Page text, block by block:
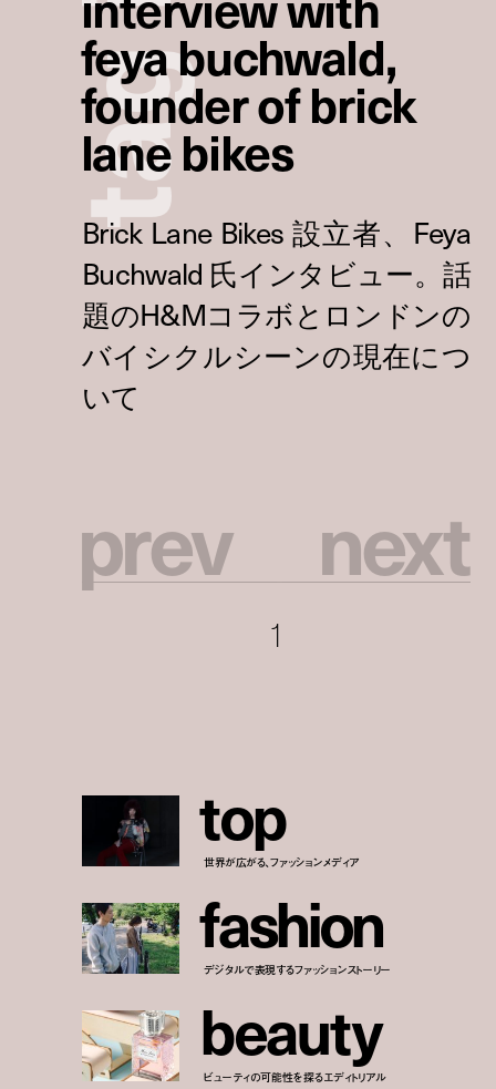
t
a
g
feya buchwald,
founder of brick
lane bikes
prev next
1
top
世界が広がる、ファッションメディア
fashion
デジタルで表現するファッションストーリー
beauty
ビューティの可能性を探るエディトリアル